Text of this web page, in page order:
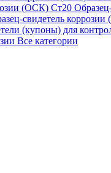
(ОСК) Ст20
свидетель
(купоны) для
Все категории